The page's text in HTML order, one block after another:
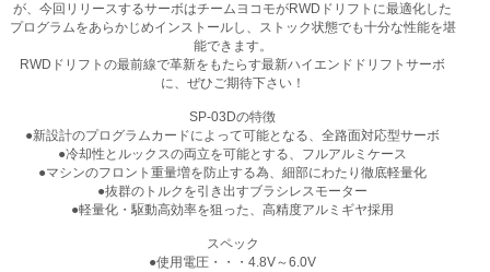
が、今回リリースするサーボはチームヨコモがRWDドリフトに最適化した
プログラムをあらかじめインストールし、ストック状態でも十分な性能を堪
能できます。
RWDドリフトの最前線で革新をもたらす最新ハイエンドドリフトサーボ
に、ぜひご期待下さい！
SP-03Dの特徴
●新設計のプログラムカードによって可能となる、全路面対応型サーボ
●冷却性とルックスの両立を可能とする、フルアルミケース
●マシンのフロント重量増を防止する為、細部にわたり徹底軽量化
●抜群のトルクを引き出すブラシレスモーター
●軽量化・駆動高効率を狙った、高精度アルミギヤ採用
スペック
●使用電圧・・・4.8V～6.0V